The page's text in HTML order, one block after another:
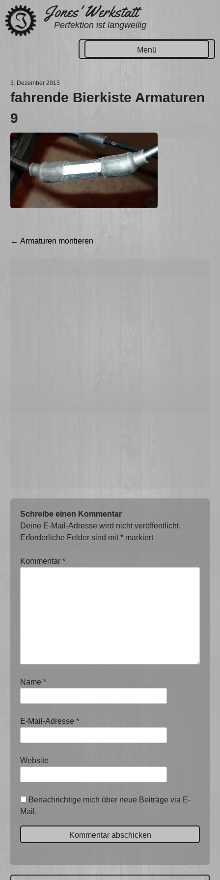
Zum
Inhalt
springen
Jones' Werkstatt
Perfektion ist langweilig
Menü
3. Dezember 2015
fahrende Bierkiste Armaturen
9
Beitragsnavigation
← Armaturen montieren
Schreibe einen Kommentar
Deine E-Mail-Adresse wird nicht veröffentlicht.
Erforderliche Felder sind mit* markiert
Kommentar*
Name*
E-Mail-Adresse*
Website
Benachrichtige mich über neue Beiträge via E-
Mail.